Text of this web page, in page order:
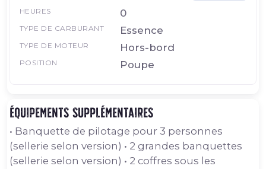
HEURES 0
TYPE DE CARBURANT Essence
TYPE DE MOTEUR Hors-bord
POSITION Poupe
Équipements supplémentaires
• Banquette de pilotage pour 3 personnes
(sellerie selon version) • 2 grandes banquettes
(sellerie selon version) • 2 coffres sous les